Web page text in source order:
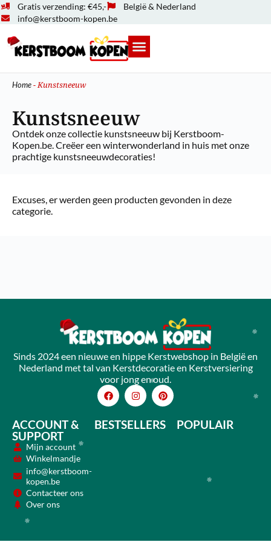
Gratis verzending: €45,-
België & Nederland
info@kerstboom-kopen.be
Home-Kunstsneeuw
Kunstsneeuw
Ontdek onze collectie kunstsneeuw bij Kerstboom-
Kopen.be. Creëer een winterwonderland in huis met onze
prachtige kunstsneeuwdecoraties!
Excuses, er werden geen producten gevonden in deze
categorie.
Sinds 2024 een nieuwe en hippe Kerstwebshop in België en
Nederland met tal van Kerstdecoratie en Kerstversiering
voor jong en oud.
ACCOUNT &
SUPPORT
Mijn account
Winkelmandje
info@kerstboom-
kopen.be
Contacteer ons
Over ons
BESTSELLERS POPULAIR